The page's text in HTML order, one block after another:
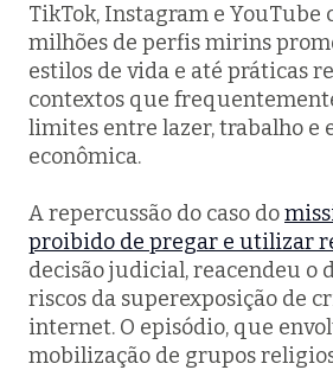
TikTok, Instagram e YouTube
milhões de perfis mirins
estilos de vida e até práticas
contextos que
limites entre lazer, trabalho e
econômica.
A repercussão do caso do
proibido de pregar e utilizar
decisão judicial, reacendeu o
riscos da superexposição de
internet. O episódio, que
mobilização de grupos